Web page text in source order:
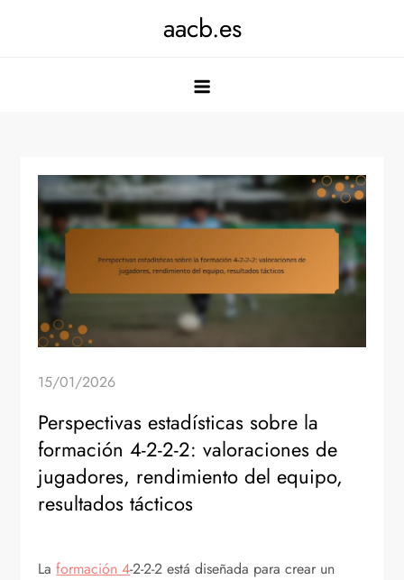
aacb.es
15/01/2026
Perspectivas estadísticas sobre la
formación 4-2-2-2: valoraciones de
jugadores, rendimiento del equipo,
resultados tácticos
Laformación 4-2-2-2 está diseñada para crear un